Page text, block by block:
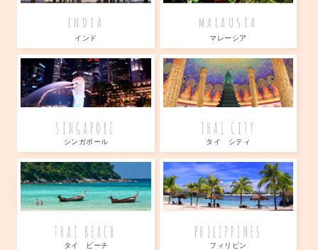
INDIA
インド
MALAUSIA
マレーシア
SINGAPORE
シンガポール
THAI CITY
タイ シティ
THAI BEACH
タイ ビーチ
PHILIPPINES
フィリピン